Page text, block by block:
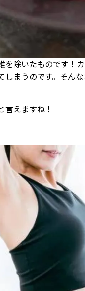
を除いたものです！
しまうのです。そん
言えますね！